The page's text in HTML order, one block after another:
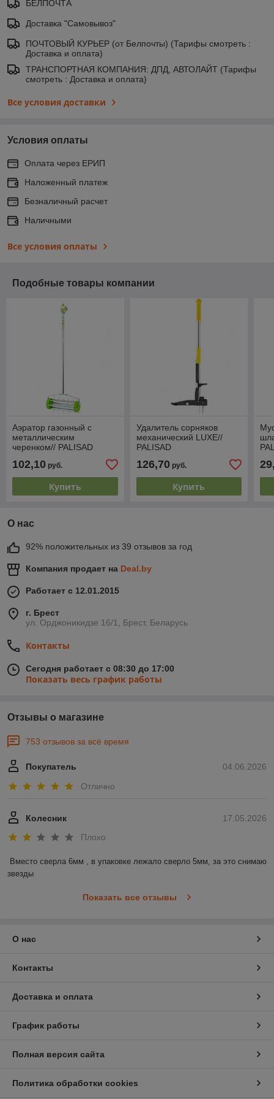
БЕЛПОЧТА
Доставка "Самовывоз"
ПОЧТОВЫЙ КУРЬЕР (от Белпочты) (Тарифы смотреть :
Доставка и оплата)
ТРАНСПОРТНАЯ КОМПАНИЯ: ДПД, АВТОЛАЙТ (Тарифы
смотреть : Доставка и оплата)
Все условия доставки
Условия оплаты
Оплата через ЕРИП
Наложенный платеж
Безналичный расчет
Наличными
Все условия оплаты
Подобные товары компании
Аэратор газонный с
металлическим
черенком// PALISAD
102,10 руб.
Купить
Удалитель сорняков
механический LUXE//
PALISAD
126,70руб.
Купить
О нас
92% положительных из 39 отзывов за год
Компания продает на Deal.by
Работает с 12.01.2015
г. Брест
ул. Орджоникидзе 16/1, Брест, Беларусь
Контакты
Сегодня работает с 08:30 до 17:00
Показать весь график работы
Отзывы о магазине
753 отзывов за всё время
04.06.2026
Покупатель
Отлично
17.05.2026
Колесник
Плохо
Вместо сверла 6мм , в упаковке лежало сверло 5мм, за это снимаю
звезды
Показать все отзывы
О нас
Контакты
Доставка и оплата
График работы
Полная версия сайта
Политика обработки cookies